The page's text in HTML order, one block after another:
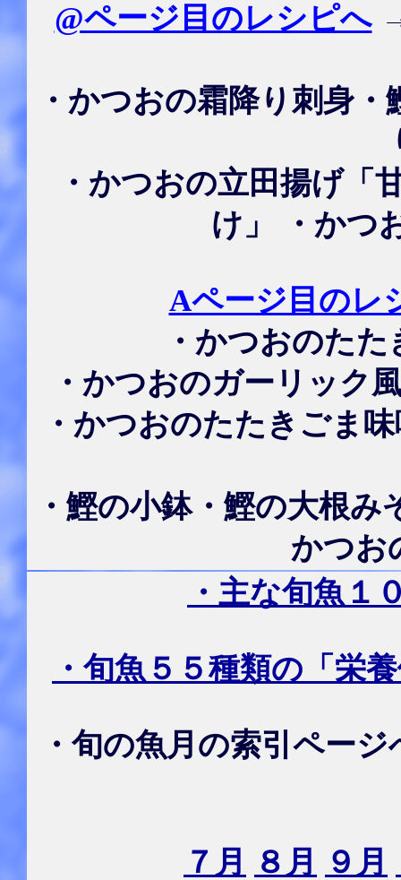
@ページ目のレシピへ→
・かつおの霜降り刺身
・かつおの立田揚げ「
け」 ・かつ
Aページ目のレ
・かつおのた
・かつおのガーリック
・かつおのたたきごま
・鰹の小鉢・鰹の大根
かつお
・主な旬魚１
・旬魚５５種類の「栄
・旬の魚月の索引ペー
７月 ８月 ９月